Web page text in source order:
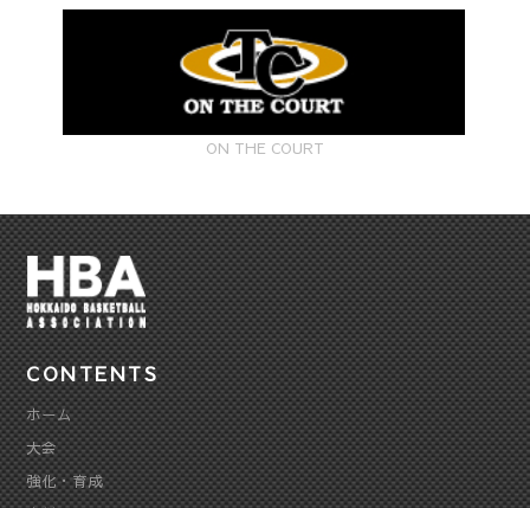
ON THE COURT
CONTENTS
ホーム
大会
強化・育成